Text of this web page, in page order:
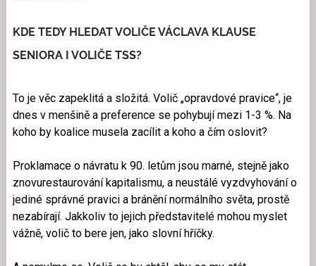
KDE TEDY HLEDAT VOLIČE VÁCLAVA KLAUSE
SENIORA I VOLIČE TSS?
To je věc zapeklitá a složitá. Volič „opravdové pravice“, je
dnes v menšině a preference se pohybují mezi 1-3 %. Na
koho by koalice musela zacílit a koho a čím oslovit?
Proklamace o návratu k 90. letům jsou marné, stejně jako
znovurestaurování kapitalismu, a neustálé vyzdvyhování o
jediné správné pravici a bránění normálního světa, prostě
nezabírají. Jakkoliv to jejich představitelé mohou myslet
vážně, volič to bere jen, jako slovní hříčky.